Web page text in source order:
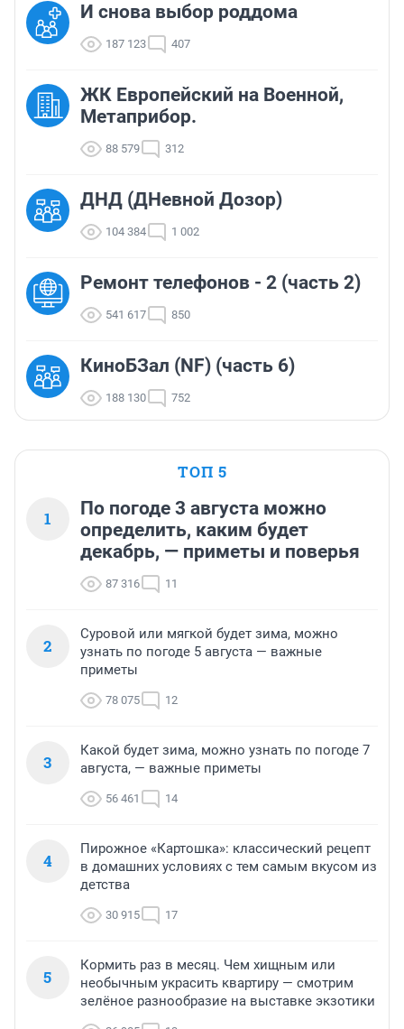
И снова выбор роддома
187 123 407
ЖК Европейский на Военной,
Метаприбор.
88 579 312
ДНД (ДНевной Дозор)
104 384 1 002
Ремонт телефонов - 2 (часть 2)
541 617 850
КиноБЗал (NF) (часть 6)
188 130 752
ТОП 5
1
По погоде 3 августа можно
определить, каким будет
декабрь, — приметы и поверья
87 316 11
2
Суровой или мягкой будет зима, можно
узнать по погоде 5 августа — важные
приметы
78 075 12
3
Какой будет зима, можно узнать по погоде 7
августа, — важные приметы
56 461 14
4
Пирожное «Картошка»: классический рецепт
в домашних условиях с тем самым вкусом из
детства
30 915 17
5
Кормить раз в месяц. Чем хищным или
необычным украсить квартиру — смотрим
зелёное разнообразие на выставке экзотики